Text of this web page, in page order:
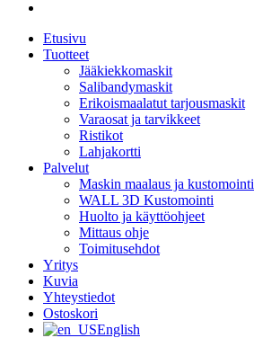
Etusivu
Tuotteet
Jääkiekkomaskit
Salibandymaskit
Erikoismaalatut tarjousmaskit
Varaosat ja tarvikkeet
Ristikot
Lahjakortti
Palvelut
Maskin maalaus ja kustomointi
WALL 3D Kustomointi
Huolto ja käyttöohjeet
Mittaus ohje
Toimitusehdot
Yritys
Kuvia
Yhteystiedot
Ostoskori
English